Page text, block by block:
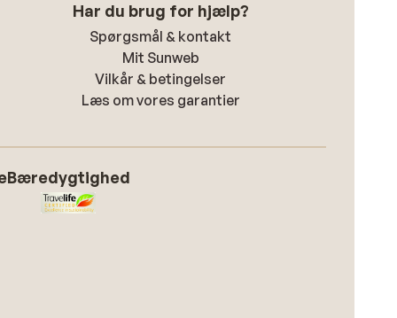
Har du brug for hjælp?
Spørgsmål & kontakt
Mit Sunweb
Vilkår & betingelser
Læs om vores garantier
Bæredygtighed